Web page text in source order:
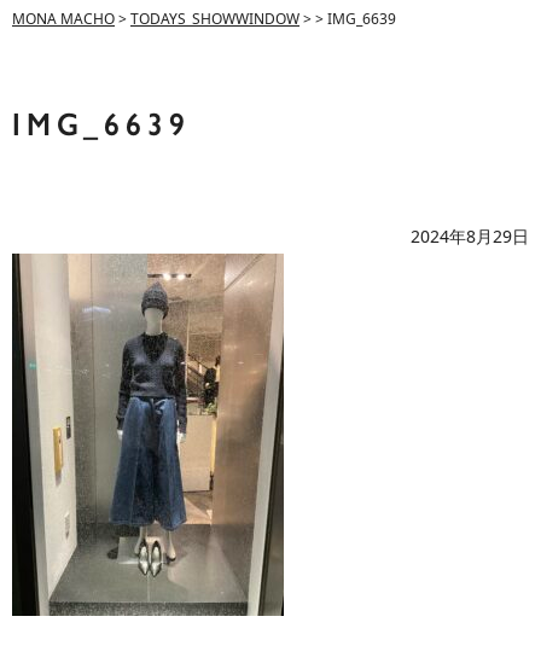
MONA MACHO>TODAYS_SHOWWINDOW>>IMG_6639
IMG_6639
2024年8月29日